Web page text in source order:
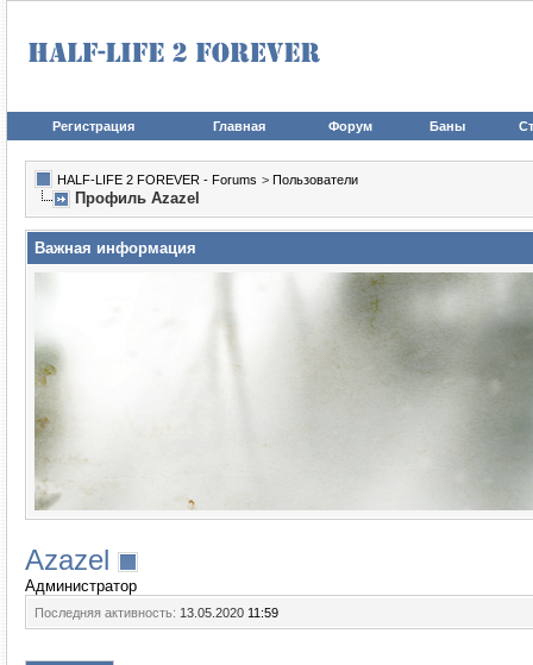
Регистрация Главная Форум Баны
HALF-LIFE 2 FOREVER - Forums > Пользователи
Профиль Azazel
Важная информация
Azazel
Администратор
Последняя активность: 13.05.2020 11:59